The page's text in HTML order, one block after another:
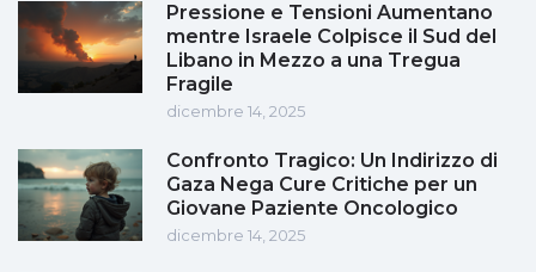
Pressione e Tensioni Aumentano
mentre Israele Colpisce il Sud del
Libano in Mezzo a una Tregua
Fragile
dicembre 14, 2025
Confronto Tragico: Un Indirizzo di
Gaza Nega Cure Critiche per un
Giovane Paziente Oncologico
dicembre 14, 2025